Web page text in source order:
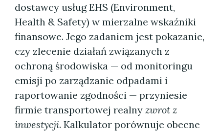
dostawcy usług EHS (Environment,
Health & Safety) w mierzalne wskaźniki
finansowe. Jego zadaniem jest pokazanie,
czy zlecenie działań związanych z
ochroną środowiska — od monitoringu
emisji po zarządzanie odpadami i
raportowanie zgodności — przyniesie
firmie transportowej realny zwrot z
inwestycji. Kalkulator porównuje obecne